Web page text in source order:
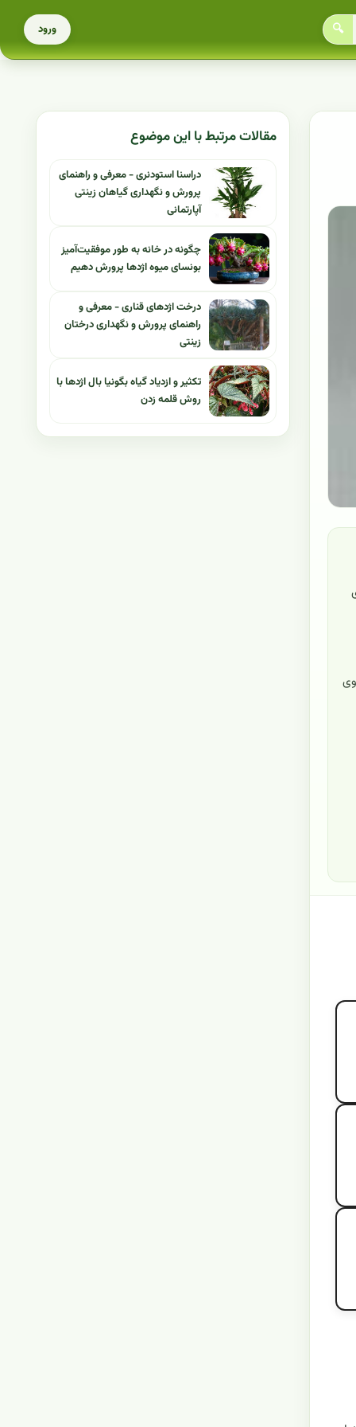
🔍 ورود
مقالات مرتبط با این موضوع
دراسنا استودنری - معرفی و راهنمای
پرورش و نگهداری گیاهان زینتی
آپارتمانی
چگونه در خانه به‌ طور موفقیت‌آمیز
بونسای میوه اژدها پرورش دهیم
درخت اژدهای قناری - معرفی و
راهنمای پرورش و نگهداری درختان
زینتی
تکثیر و ازدیاد گیاه بگونیا بال اژدها با
روش قلمه زدن